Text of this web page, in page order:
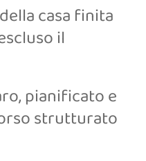
casa finita
il
pianificato e
strutturato